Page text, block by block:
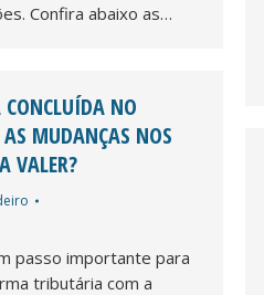
Confira abaixo as…
NO
MUDANÇAS NOS
VALER?
passo importante para
tributária com a